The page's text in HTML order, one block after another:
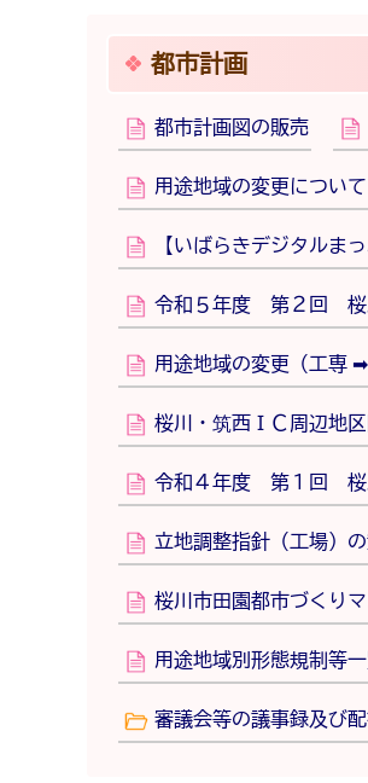
都市計画
都市計画図の販売
用途地域の変更につい
【いばらきデジタルま
令和５年度 第２回 桜
用途地域の変更（工専
桜川・筑西ＩＣ周辺地
令和４年度 第１回 桜
立地調整指針（工場）
桜川市田園都市づくり
用途地域別形態規制等
審議会等の議事録及び